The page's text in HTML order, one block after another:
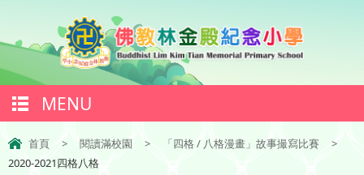
MENU
首頁 > 閱讀滿校園 > 「四格 / 八格漫畫」故事撮寫比賽
>
2020-2021四格八格